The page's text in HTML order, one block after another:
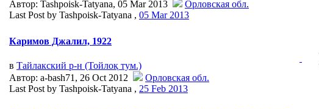
Автор: Tashpoisk-Tatyana, 05 Mar 2013
Орловская обл.
Last Post by Tashpoisk-Tatyana , 05 Mar 2013
Каримов Джалил, 1922
в Тайлакский р-н (Тойлоқ тум.)
Автор: a-bash71, 26 Oct 2012
Орловская обл.
Last Post by Tashpoisk-Tatyana , 25 Feb 2013